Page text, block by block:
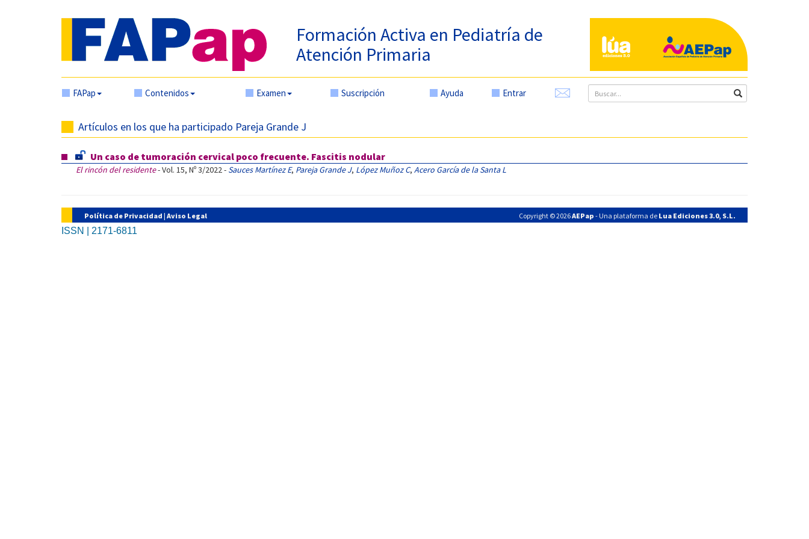
Formación Activa en Pediatría de
Atención Primaria
FAPap Contenidos Examen Suscripción Ayuda Entrar
Artículos en los que ha participado Pareja Grande J
Un caso de tumoración cervical poco frecuente. Fascitis nodular
El rincón del residente- Vol. 15, Nº 3/2022 - Sauces Martínez E, Pareja Grande J, López Muñoz C, Acero García de la Santa L
Política de Privacidad | Aviso Legal Copyright © 2026AEPap - Una plataforma de Lua Ediciones 3.0, S.L.
ISSN | 2171-6811